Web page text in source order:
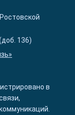
136)
в